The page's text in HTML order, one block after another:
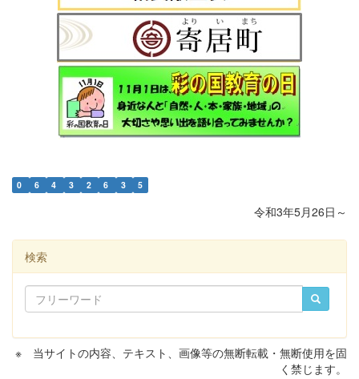
0 6 4 3 2 6 3 5
令和3年5月26日～
検索
※ 当サイトの内容、テキスト、画像等の無断転載・無断使用を固
く禁じます。